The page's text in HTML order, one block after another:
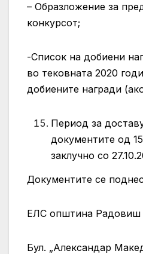
– Образложение за
конкурсот;
-Список на добиени
во тековната 2020
добиените награди
Период за
документите од
заклучно со
Документите се
ЕЛС општина Радовиш
Бул. „Александар